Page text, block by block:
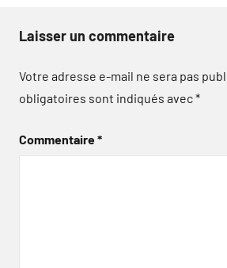
Laisser un commentaire
Votre adresse e-mail ne sera pas
obligatoires sont indiqués avec*
Commentaire*